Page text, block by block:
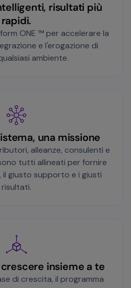
risultati più
rapidi.
ONE ™ per accelerare la
e l'erogazione di
ambiente.
una missione
alleanze, consulenti e
tutti allineati per fornire
il giusto supporto e i giusti
risultati.
insieme a te
di crescita, il programma